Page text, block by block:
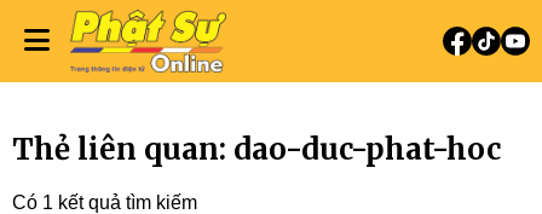
Thẻ liên quan: dao-duc-phat-hoc
Có 1 kết quả tìm kiếm